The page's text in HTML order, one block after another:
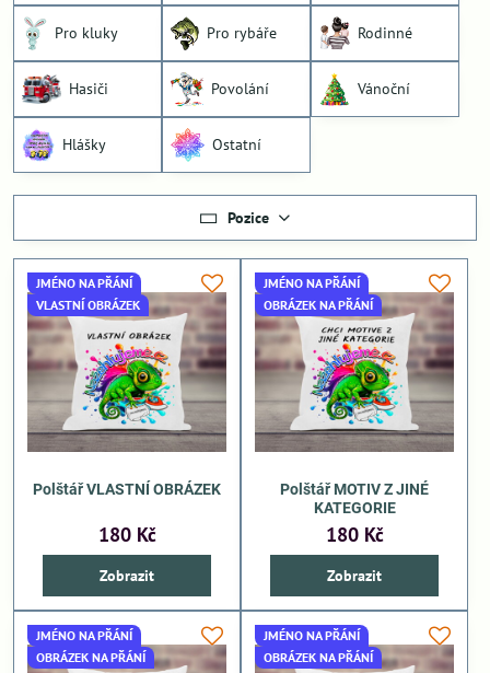
Pro kluky Pro rybáře Rodinné
Hasiči Povolání Vánoční
Hlášky Ostatní
Pozice
JMÉNO NA PŘÁNÍ
VLASTNÍ OBRÁZEK
Polštář VLASTNÍ OBRÁZEK
180 Kč
Zobrazit
JMÉNO NA PŘÁNÍ
OBRÁZEK NA PŘÁNÍ
Polštář MOTIV Z JINÉ
KATEGORIE
180 Kč
Zobrazit
JMÉNO NA PŘÁNÍ
OBRÁZEK NA PŘÁNÍ
JMÉNO NA PŘÁNÍ
OBRÁZEK NA PŘÁNÍ